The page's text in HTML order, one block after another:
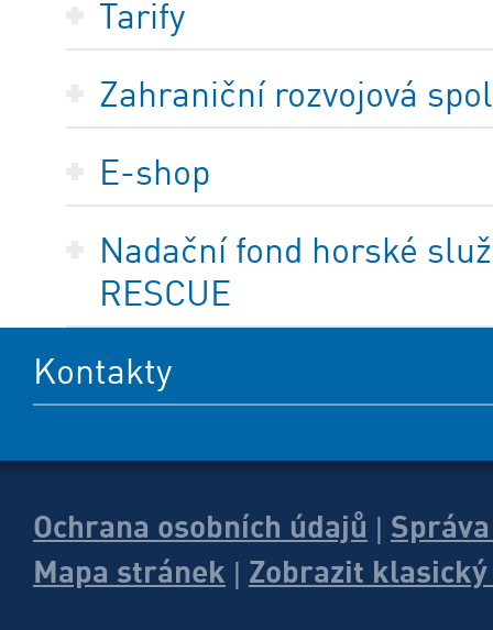
Tarify
Zahraniční rozvojová
E-shop
Nadační fond horské
RESCUE
Kontakty
Ochrana osobních údajů
Mapa stránek
Zobrazit